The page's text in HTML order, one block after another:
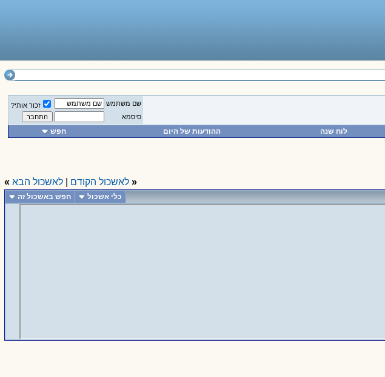
שם משתמש
זכור אותי?
סיסמא
לוח שנה ההודעות של היום חפש
« לאשכול הקודם לאשכול הבא »
כלי אשכול חפש באשכול זה